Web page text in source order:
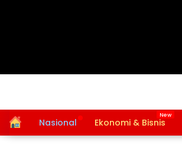
HomeNasional Ekonomi & Bisnis